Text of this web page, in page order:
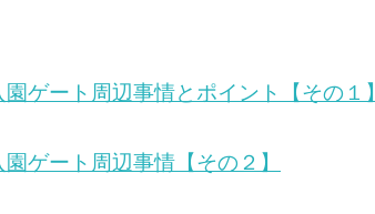
ゲート周辺事情とポイント【その１】
ゲート周辺事情【その２】